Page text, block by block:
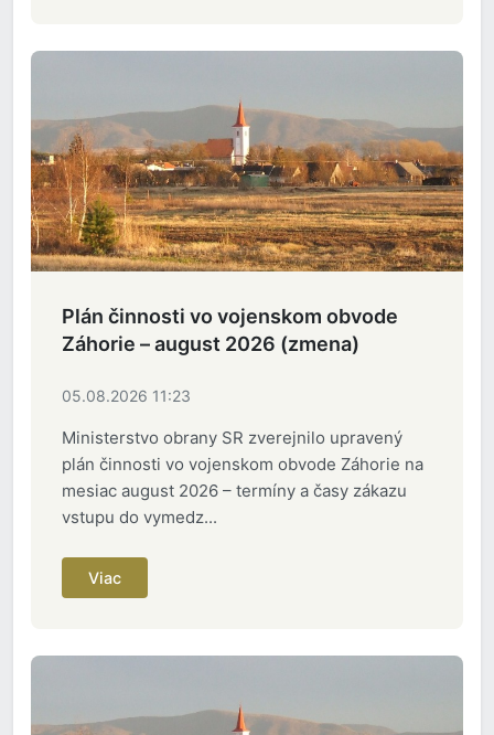
Plán činnosti vo vojenskom obvode
Záhorie – august 2026 (zmena)
05.08.2026 11:23
Ministerstvo obrany SR zverejnilo upravený
plán činnosti vo vojenskom obvode Záhorie na
mesiac august 2026 – termíny a časy zákazu
vstupu do vymedz...
Viac